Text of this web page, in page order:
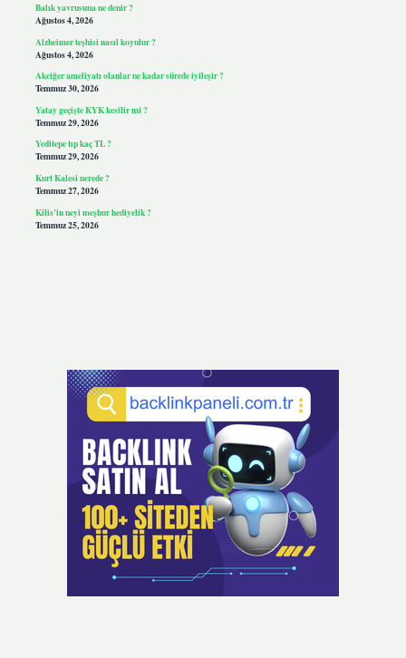
Balık yavrusuna ne denir ?
Ağustos 4, 2026
Alzheimer teşhisi nasıl koyulur ?
Ağustos 4, 2026
Akciğer ameliyatı olanlar ne kadar sürede iyileşir ?
Temmuz 30, 2026
Yatay geçişte KYK kesilir mi ?
Temmuz 29, 2026
Yeditepe tıp kaç TL ?
Temmuz 29, 2026
Kurt Kalesi nerede ?
Temmuz 27, 2026
Kilis’in neyi meşhur hediyelik ?
Temmuz 25, 2026